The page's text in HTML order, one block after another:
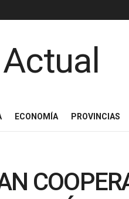
ECONOMÍA PROVINCIAS